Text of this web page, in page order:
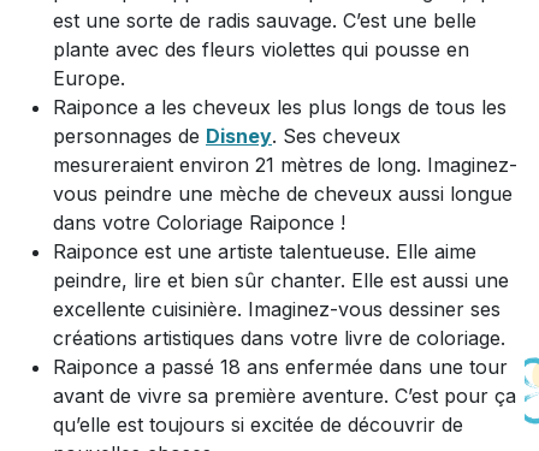
est une sorte de radis sauvage. C’est une belle
plante avec des fleurs violettes qui pousse en
Europe.
Raiponce a les cheveux les plus longs de tous les
personnages de Disney. Ses cheveux
mesureraient environ 21 mètres de long. Imaginez-
vous peindre une mèche de cheveux aussi longue
dans votre Coloriage Raiponce !
Raiponce est une artiste talentueuse. Elle aime
peindre, lire et bien sûr chanter. Elle est aussi une
excellente cuisinière. Imaginez-vous dessiner ses
créations artistiques dans votre livre de coloriage.
Raiponce a passé 18 ans enfermée dans une tour
avant de vivre sa première aventure. C’est pour ça
qu’elle est toujours si excitée de découvrir de